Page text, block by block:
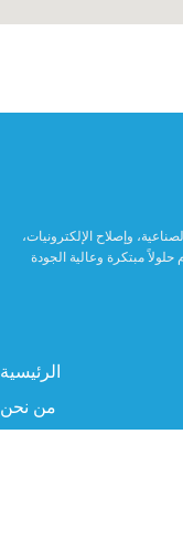
وإصلاح الإلكترونيات،
الرئيسية
من نحن